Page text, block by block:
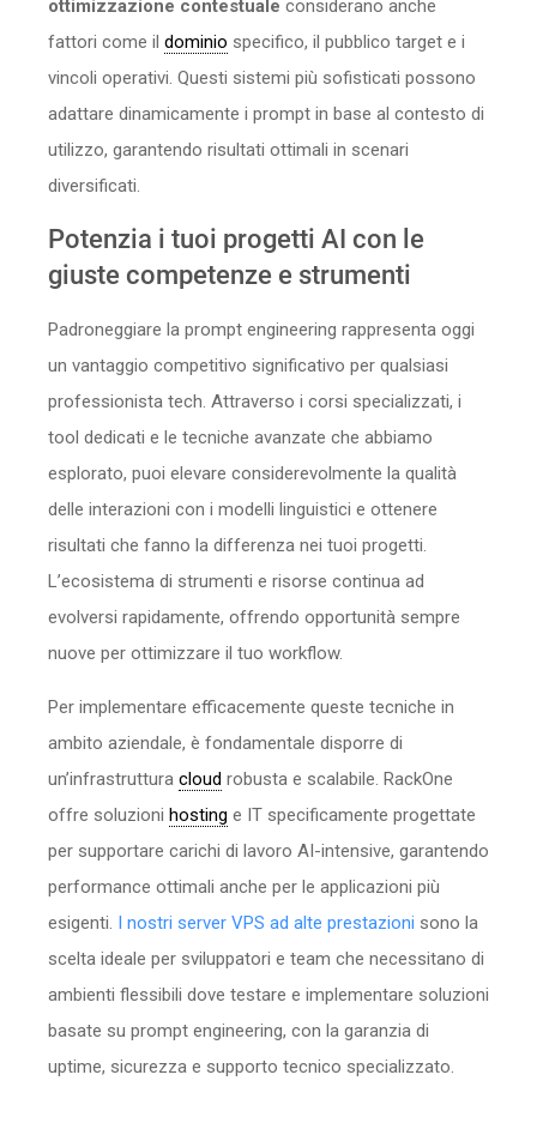
ottimizzazione contestuale considerano anche
fattori come il dominio specifico, il pubblico target e i
vincoli operativi. Questi sistemi più sofisticati possono
adattare dinamicamente i prompt in base al contesto di
utilizzo, garantendo risultati ottimali in scenari
diversificati.
Potenzia i tuoi progetti AI con le
giuste competenze e strumenti
Padroneggiare la prompt engineering rappresenta oggi
un vantaggio competitivo significativo per qualsiasi
professionista tech. Attraverso i corsi specializzati, i
tool dedicati e le tecniche avanzate che abbiamo
esplorato, puoi elevare considerevolmente la qualità
delle interazioni con i modelli linguistici e ottenere
risultati che fanno la differenza nei tuoi progetti.
L’ecosistema di strumenti e risorse continua ad
evolversi rapidamente, offrendo opportunità sempre
nuove per ottimizzare il tuo workflow.
Per implementare efficacemente queste tecniche in
ambito aziendale, è fondamentale disporre di
un’infrastruttura cloud robusta e scalabile. RackOne
offre soluzioni hosting e IT specificamente progettate
per supportare carichi di lavoro AI-intensive, garantendo
performance ottimali anche per le applicazioni più
esigenti. I nostri server VPS ad alte prestazioni sono la
scelta ideale per sviluppatori e team che necessitano di
ambienti flessibili dove testare e implementare soluzioni
basate su prompt engineering, con la garanzia di
uptime, sicurezza e supporto tecnico specializzato.